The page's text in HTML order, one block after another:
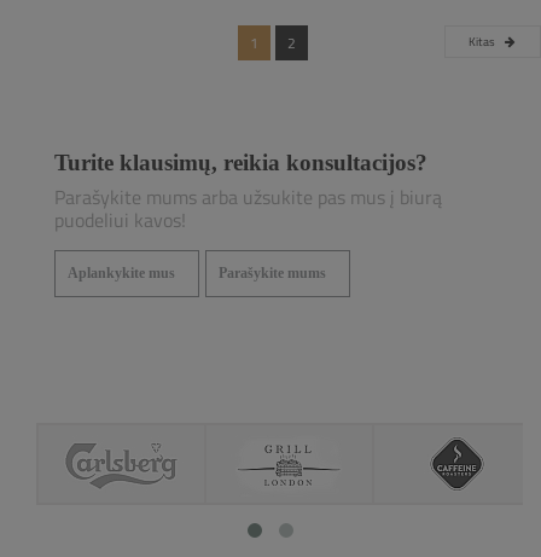
1 2 Kitas
Turite klausimų, reikia konsultacijos?
Parašykite mums arba užsukite pas mus į biurą
puodeliui kavos!
Aplankykite mus Parašykite mums